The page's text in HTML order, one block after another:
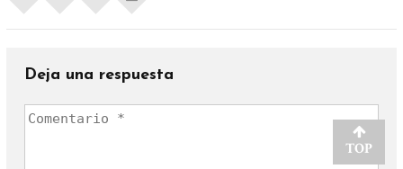
Deja una respuesta
TOP